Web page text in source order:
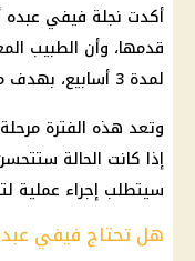
أكدت نجلة فيفي عبده
قدمها، وأن الطبيب
لمدة 3 أسابيع، بهدف متابعة التئام الكسر بشكل طبيعي.
وتعد هذه الفترة
إذا كانت الحالة
سيتطلب إجراء عملية
هل تحتاج فيفي